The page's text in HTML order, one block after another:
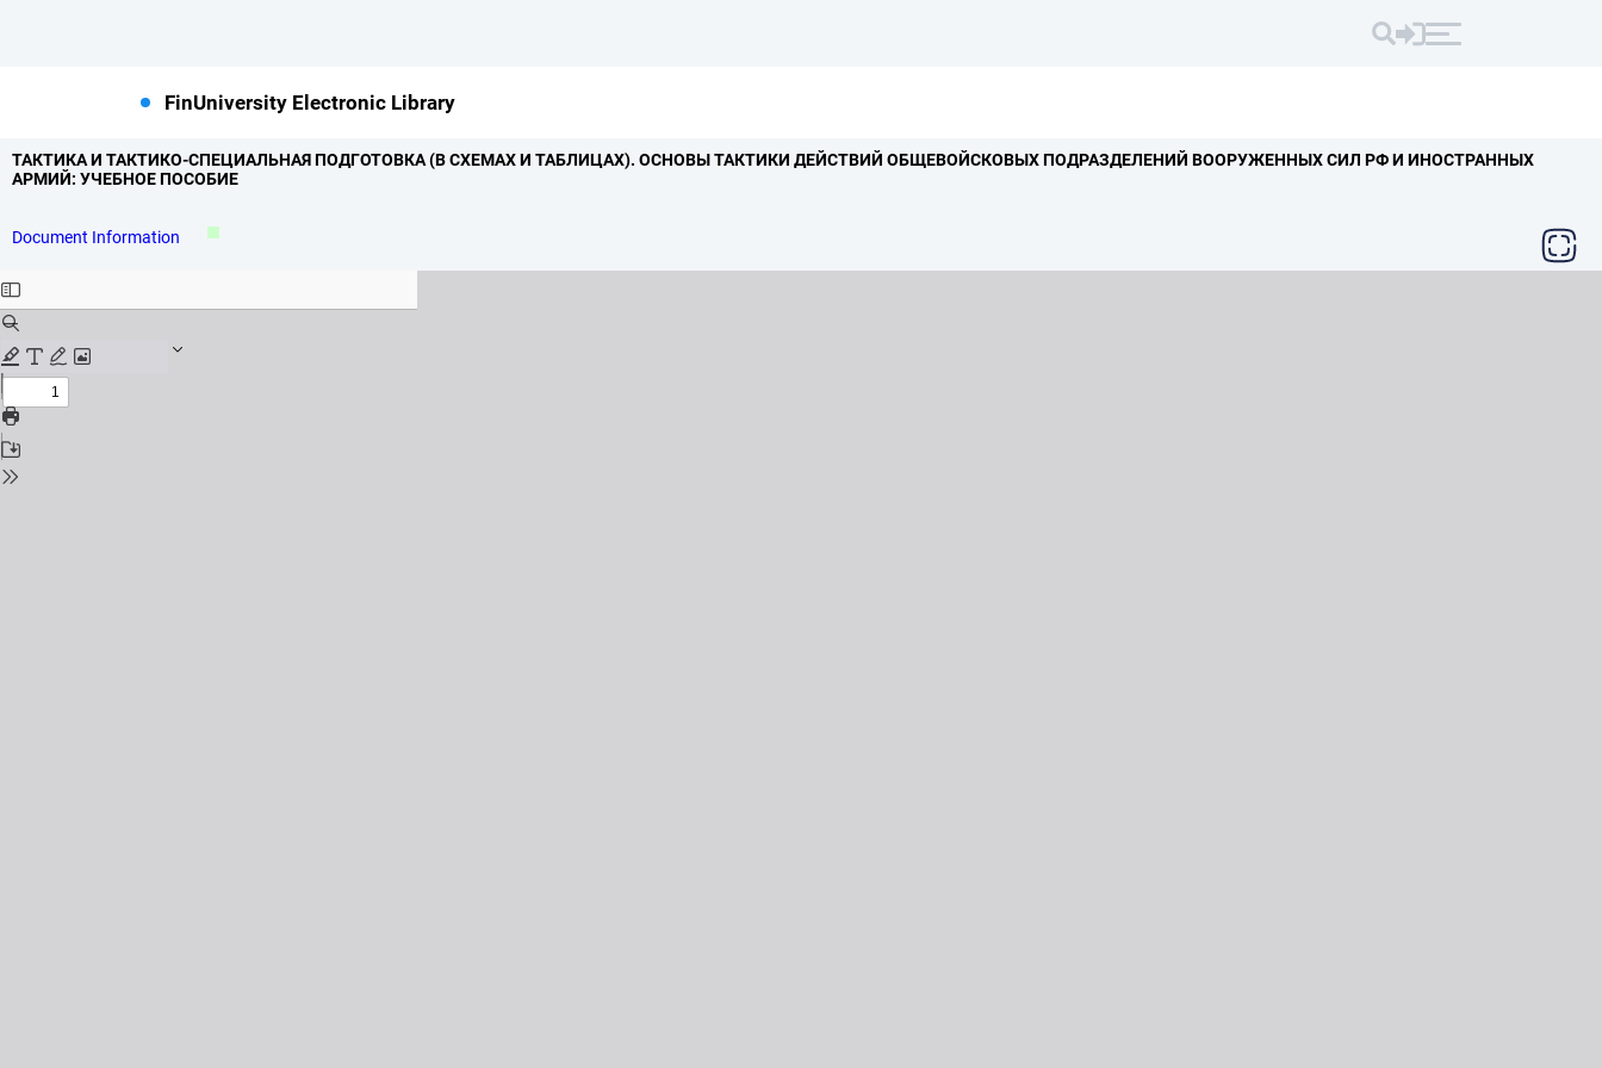
FinUniversity Electronic Library
ТАКТИКА И ТАКТИКО-СПЕЦИАЛЬНАЯ ПОДГОТОВКА (В СХЕМАХ И ТАБЛИЦАХ). ОСНОВЫ ТАКТИКИ ДЕЙСТВИЙ ОБЩЕВОЙСКОВЫХ ПОДРАЗДЕЛЕНИЙ ВООРУЖЕННЫХ СИЛ РФ И ИНОСТРАННЫХ
АРМИЙ: УЧЕБНОЕ ПОСОБИЕ
Document Information